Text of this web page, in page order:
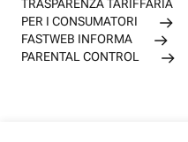
TRASPARENZA TARIFFARIA
PER I CONSUMATORI
FASTWEB INFORMA
PARENTAL CONTROL